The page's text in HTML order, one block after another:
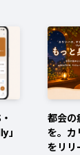
」
都会の
を。カ
をリリ